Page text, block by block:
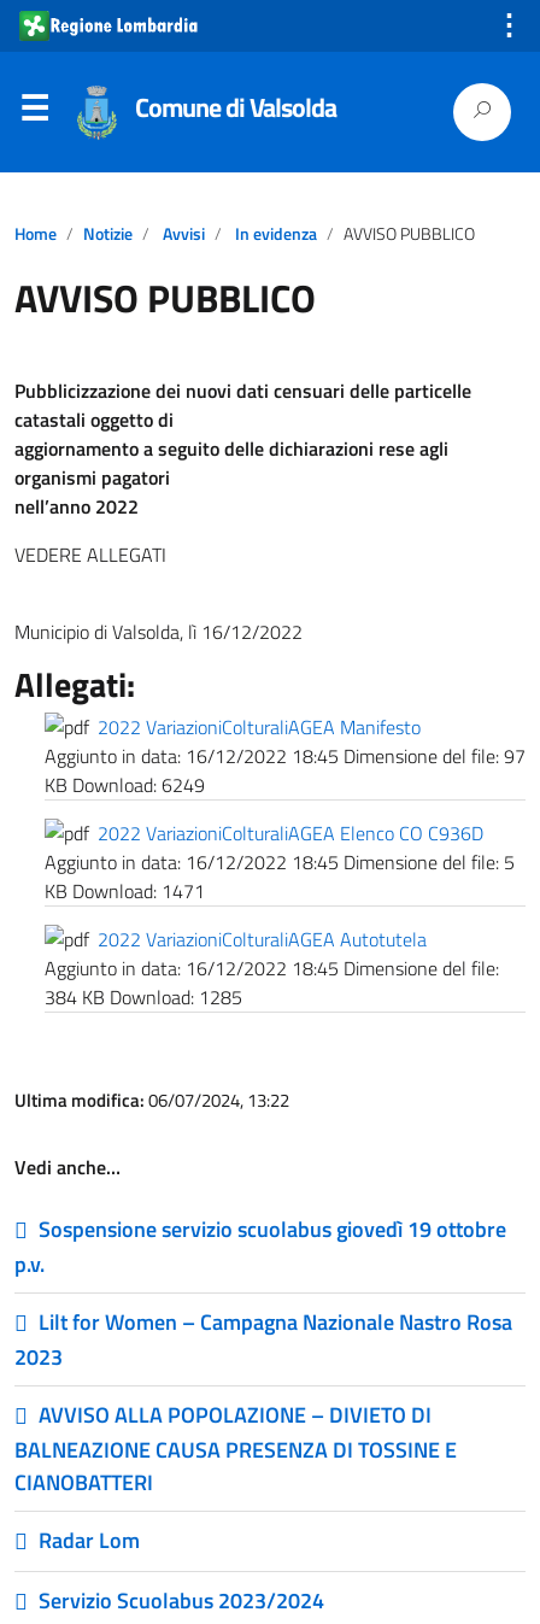
⋮
Comune di Valsolda
Home Notizie Avvisi In evidenza AVVISO PUBBLICO
AVVISO PUBBLICO
Pubblicizzazione dei nuovi dati censuari delle particelle
catastali oggetto di
aggiornamento a seguito delle dichiarazioni rese agli
organismi pagatori
nell’anno 2022
VEDERE ALLEGATI
Municipio di Valsolda, lì 16/12/2022
Allegati:
2022 VariazioniColturaliAGEA Manifesto
Aggiunto in data: 16/12/2022 18:45 Dimensione del file:97
KB Download:6249
2022 VariazioniColturaliAGEA Elenco CO C936D
Aggiunto in data: 16/12/2022 18:45 Dimensione del file: 5
KB Download: 1471
2022 VariazioniColturaliAGEA Autotutela
Aggiunto in data: 16/12/2022 18:45 Dimensione del file:
384 KB Download: 1285
Ultima modifica:06/07/2024, 13:22
Vedi anche…
Sospensione servizio scuolabus giovedì 19 ottobre
p.v.
Lilt for Women – Campagna Nazionale Nastro Rosa
2023
AVVISO ALLA POPOLAZIONE – DIVIETO DI
BALNEAZIONE CAUSA PRESENZA DI TOSSINE E
CIANOBATTERI
Radar Lom
Servizio Scuolabus 2023/2024